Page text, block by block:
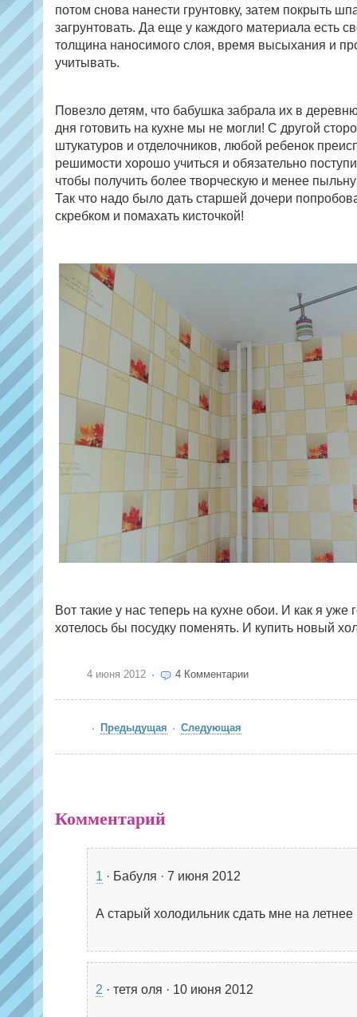
потом снова нанести грунтовку, затем покрыть
загрунтовать. Да еще у каждого материала есть
толщина наносимого слоя, время высыхания и
учитывать.
Повезло детям, что бабушка забрала их в
дня готовить на кухне мы не могли! С другой
штукатуров и отделочников, любой ребенок
решимости хорошо учиться и обязательно
чтобы получить более творческую и менее
Так что надо было дать старшей дочери
скребком и помахать кисточкой!
Вот такие у нас теперь на кухне обои. И как я уже
хотелось бы посудку поменять. И купить новый
4 июня 2012 4 Комментарии
Предыдущая Следующая
Комментарий
1 · Бабуля · 7 июня 2012
А старый холодильник сдать мне на
2 · тетя оля · 10 июня 2012